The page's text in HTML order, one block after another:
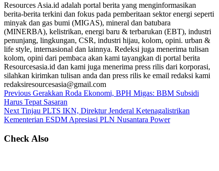
Resources Asia.id adalah portal berita yang menginformasikan
berita-berita terkini dan fokus pada pemberitaan sektor energi seperti
minyak dan gas bumi (MIGAS), mineral dan batubara
(MINERBA), kelistrikan, energi baru & terbarukan (EBT), industri
penunjang, lingkungan, CSR, industri hijau, kolom, opini. urban &
life style, internasional dan lainnya. Redeksi juga menerima tulisan
kolom, opini dari pembaca akan kami tayangkan di portal berita
Resourcesasia.id dan kami juga menerima press rilis dari korporasi,
silahkan kirimkan tulisan anda dan press rilis ke email redaksi kami
redaksiresourcesasia@gmail.com
Previous Gerakkan Roda Ekonomi, BPH Migas: BBM Subsidi
Harus Tepat Sasaran
Next Tinjau PLTS IKN, Direktur Jenderal Ketenagalistrikan
Kementerian ESDM Apresiasi PLN Nusantara Power
Check Also